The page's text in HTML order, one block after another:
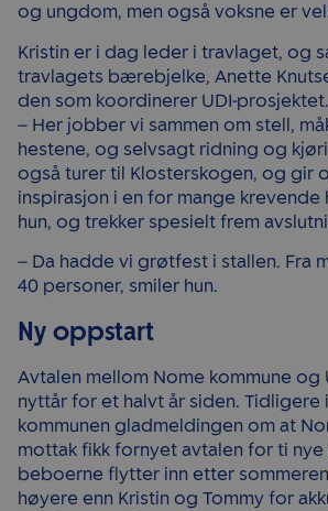
og ungdom, men også voksne er
Kristin er i dag leder i travlaget, og
travlagets bærebjelke, Anette
den som koordinerer UDI-prosjektet.
– Her jobber vi sammen om stell,
hestene, og selvsagt ridning og
også turer til Klosterskogen, og gir
inspirasjon i en for mange
hun, og trekker spesielt frem
– Da hadde vi grøtfest i stallen. Fra
40 personer, smiler hun.
Ny oppstart
Avtalen mellom Nome kommune og
nyttår for et halvt år siden. Tidligere
kommunen gladmeldingen om at
mottak fikk fornyet avtalen for ti
beboerne flytter inn etter
høyere enn Kristin og Tommy for